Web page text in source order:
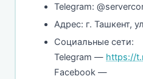
Telegram:
Адрес: г. Ташкент,
Социальные сети:
Telegram — https://
Facebook —